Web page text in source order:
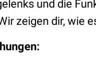
und die
zeigen dir, wie